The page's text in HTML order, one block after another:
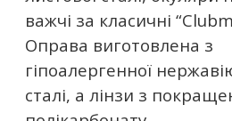
важчі за класичні
Оправа виготовлена ​​з
гіпоалергенної
сталі, а лінзи з